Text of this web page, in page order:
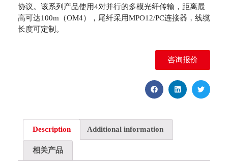
协议。该系列产品使用4对并行的多模光纤传输，距离最
高可达100m（OM4），尾纤采用MPO12/PC连接器，线缆
长度可定制。
咨询报价
Description Additional information
相关产品